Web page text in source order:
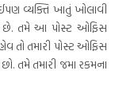
વ્યક્તિ ખાતું ખોલાવી
છે. તમે આ પોસ્ટ ઓફિસ
તો તમારી પોસ્ટ ઓફિસ
તમે તમારી જમા રકમના